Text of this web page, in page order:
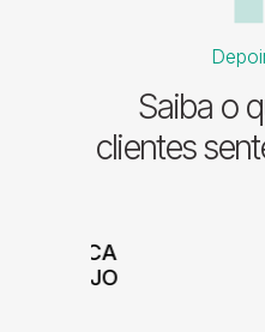
Saiba o
clientes
ADILSON
Excelente